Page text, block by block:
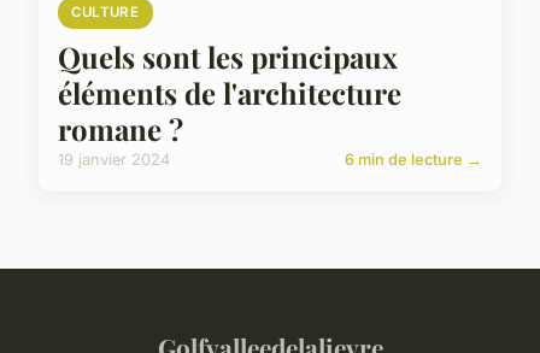
CULTURE
Quels sont les principaux
éléments de l'architecture
romane ?
19 janvier 2024 6 min de lecture →